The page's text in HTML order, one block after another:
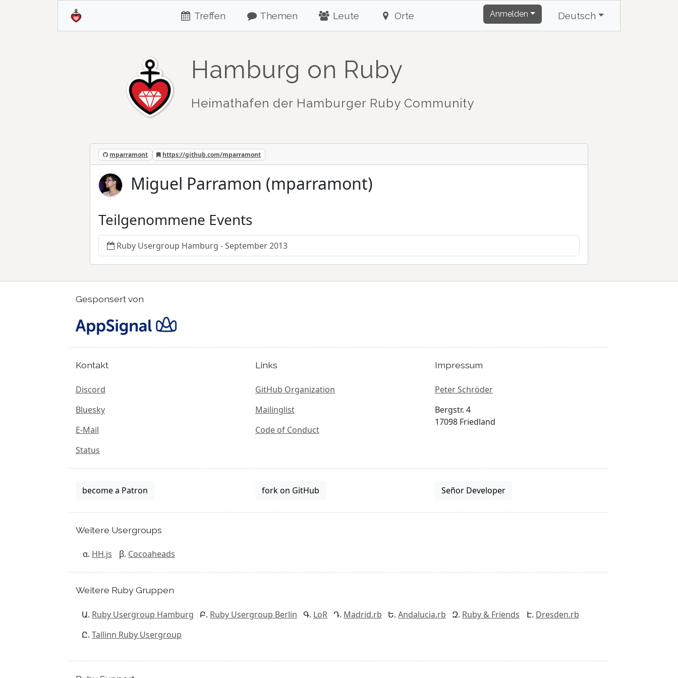
Treffen Themen Leute Orte Anmelden Deutsch
Hamburg on Ruby
Heimathafen der Hamburger Ruby Community
mparramont https://github.com/mparramont
Miguel Parramon (mparramont)
Teilgenommene Events
Ruby Usergroup Hamburg - September 2013
Gesponsert von
Kontakt
Discord
Bluesky
E-Mail
Status
Links
GitHub Organization
Mailinglist
Code of Conduct
Impressum
Peter Schröder
Bergstr. 4
17098 Friedland
become a Patron fork on GitHub Señor Developer
Weitere Usergroups
HH.js Cocoaheads
Weitere Ruby Gruppen
Ruby Usergroup Hamburg Ruby Usergroup Berlin LoR Madrid.rb Andalucia.rb Ruby & Friends
Dresden.rb
Tallinn Ruby Usergroup